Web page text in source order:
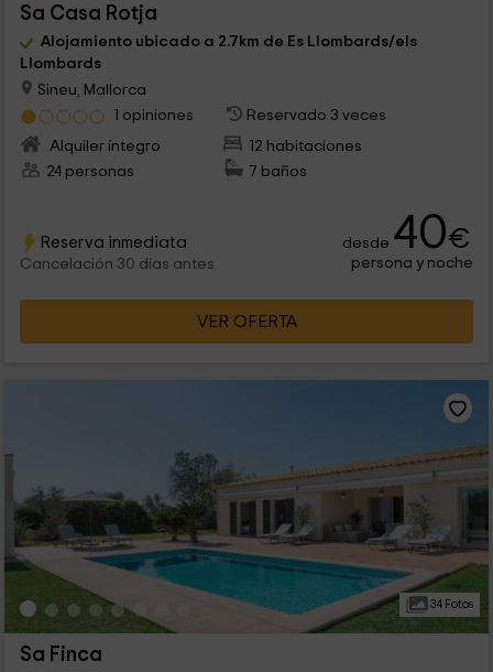
Sa Casa Rotja
Alojamiento ubicado a 2.7km de Es Llombards/els
Llombards
Sineu, Mallorca
1 opiniones
Reservado 3 veces
Alquiler íntegro
12 habitaciones
24 personas
7 baños
Reserva inmediata
Cancelación 30 días antes
desde 40€
persona y noche
VER OFERTA
34 Fotos
Sa Finca